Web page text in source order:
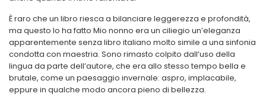
È raro che un libro riesca a bilanciare leggerezza e profondità,
ma questo lo ha fatto Mio nonno era un ciliegio un’eleganza
apparentemente senza libro italiano molto simile a una sinfonia
condotta con maestria. Sono rimasto colpito dall’uso della
lingua da parte dell’autore, che era allo stesso tempo bella e
brutale, come un paesaggio invernale: aspro, implacabile,
eppure in qualche modo ancora pieno di bellezza.